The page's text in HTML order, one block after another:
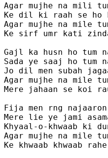
Agar mujhe na mili
Ke dil ki raah se ho
Agar mujhe na mile
Ke sirf umr kati
Gajl ka husn ho tum
Sada ye saaj ho tum
Jo dil men subah
Agar mujhe na mile
Mere jahaan se koi
Fija men rng
Mere lie ye jami
Khyaal-o-khwaab ki
Agar mujhe na mile
Ke khwaab khwaab